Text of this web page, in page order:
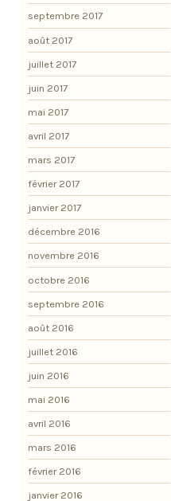
septembre 2017
août 2017
juillet 2017
juin 2017
mai 2017
avril 2017
mars 2017
février 2017
janvier 2017
décembre 2016
novembre 2016
octobre 2016
septembre 2016
août 2016
juillet 2016
juin 2016
mai 2016
avril 2016
mars 2016
février 2016
janvier 2016